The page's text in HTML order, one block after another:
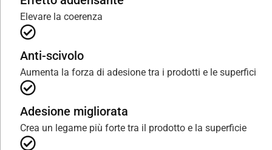
Elevare la coerenza
Anti-scivolo
Aumenta la forza di adesione tra i prodotti e le superfici
Adesione migliorata
Crea un legame più forte tra il prodotto e la superficie